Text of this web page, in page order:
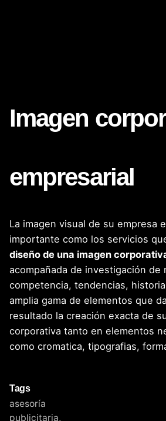
Imagen
empresarial
La imagen visual de su empresa
importante como los servicios
diseño de una imagen
acompañada de investigación de
competencia, tendencias,
amplia gama de elementos que
resultado la creación exacta de
corporativa tanto en elementos
como cromatica, tipografias,
Tags
asesoría
publicitaria,